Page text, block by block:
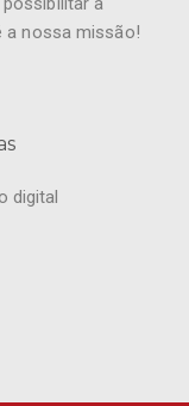
a nossa missão!
digital